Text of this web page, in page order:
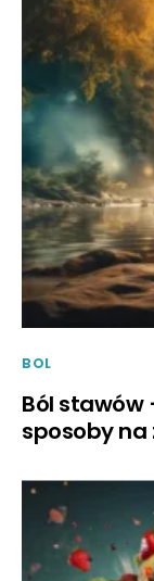
BOL
Ból stawów
sposoby na